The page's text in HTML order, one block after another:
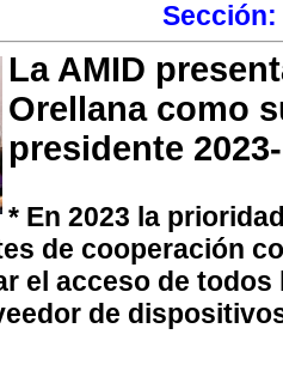
Sección:
La AMID
Orellana como
presidente
* En 2023 la
de cooperación
el acceso de
de